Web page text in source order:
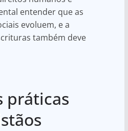
entender que as
evoluem, e a
também deve
práticas